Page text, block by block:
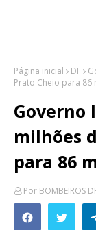
Página inicial DF
Prato Cheio para 86
Governo
milhões
para 86
Por BOMBEIROS